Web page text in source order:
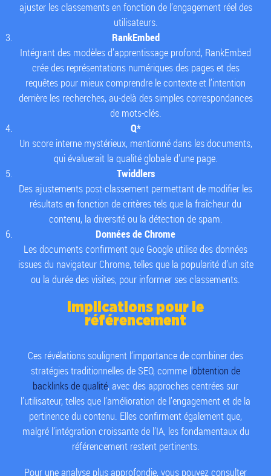
ajuster les classements en fonction de l’engagement réel des
utilisateurs.
RankEmbed
Intégrant des modèles d’apprentissage profond, RankEmbed
crée des représentations numériques des pages et des
requêtes pour mieux comprendre le contexte et l’intention
derrière les recherches, au-delà des simples correspondances
de mots-clés.
Q*
Un score interne mystérieux, mentionné dans les documents,
qui évaluerait la qualité globale d’une page.
Twiddlers
Des ajustements post-classement permettant de modifier les
résultats en fonction de critères tels que la fraîcheur du
contenu, la diversité ou la détection de spam.
Données de Chrome
Les documents confirment que Google utilise des données
issues du navigateur Chrome, telles que la popularité d’un site
ou la durée des visites, pour informer ses classements.
Implications pour le
référencement
Ces révélations soulignent l’importance de combiner des
stratégies traditionnelles de SEO, comme l’obtention de
backlinks de qualité, avec des approches centrées sur
l’utilisateur, telles que l’amélioration de l’engagement et de la
pertinence du contenu. Elles confirment également que,
malgré l’intégration croissante de l’IA, les fondamentaux du
référencement restent pertinents.
Pour une analyse plus approfondie, vous pouvez consulter